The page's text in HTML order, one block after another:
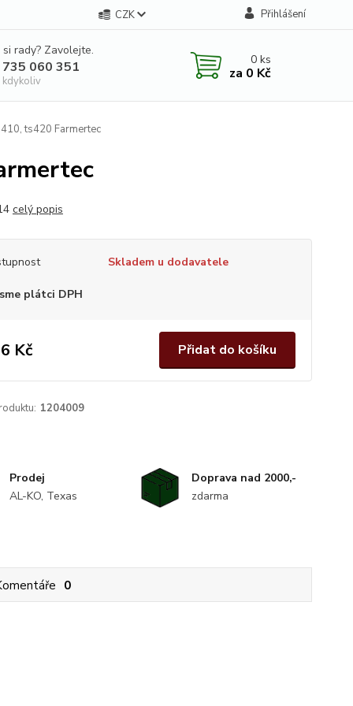
CZK Přihlášení
rady? Zavolejte.
060 351
kdykoliv
0ks
za 0 Kč
ts420 Farmertec
celý popis
Skladem u dodavatele
plátci DPH
Kč Přidat do košíku
1204009
Prodej
AL-KO, Texas
Doprava nad 2000,-
zdarma
0